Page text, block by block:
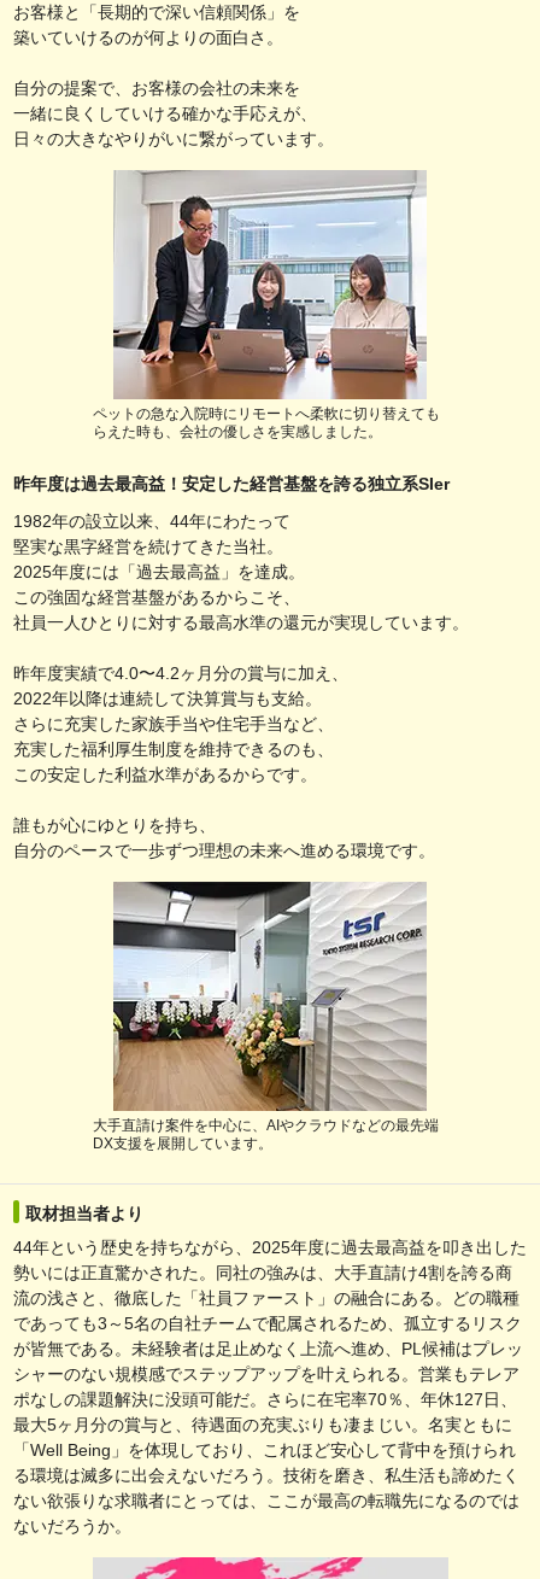
お客様と「長期的で深い信頼関係」を
築いていけるのが何よりの面白さ。
自分の提案で、お客様の会社の未来を
一緒に良くしていける確かな手応えが、
日々の大きなやりがいに繋がっています。
ペットの急な入院時にリモートへ柔軟に切り替えても
らえた時も、会社の優しさを実感しました。
昨年度は過去最高益！安定した経営基盤を誇る独立系SIer
1982年の設立以来、44年にわたって
堅実な黒字経営を続けてきた当社。
2025年度には「過去最高益」を達成。
この強固な経営基盤があるからこそ、
社員一人ひとりに対する最高水準の還元が実現しています。
昨年度実績で4.0〜4.2ヶ月分の賞与に加え、
2022年以降は連続して決算賞与も支給。
さらに充実した家族手当や住宅手当など、
充実した福利厚生制度を維持できるのも、
この安定した利益水準があるからです。
誰もが心にゆとりを持ち、
自分のペースで一歩ずつ理想の未来へ進める環境です。
大手直請け案件を中心に、AIやクラウドなどの最先端
DX支援を展開しています。
取材担当者より
44年という歴史を持ちながら、2025年度に過去最高益を叩き出した
勢いには正直驚かされた。同社の強みは、大手直請け4割を誇る商
流の浅さと、徹底した「社員ファースト」の融合にある。どの職種
であっても3～5名の自社チームで配属されるため、孤立するリスク
が皆無である。未経験者は足止めなく上流へ進め、PL候補はプレッ
シャーのない規模感でステップアップを叶えられる。営業もテレア
ポなしの課題解決に没頭可能だ。さらに在宅率70％、年休127日、
最大5ヶ月分の賞与と、待遇面の充実ぶりも凄まじい。名実ともに
「Well Being」を体現しており、これほど安心して背中を預けられ
る環境は滅多に出会えないだろう。技術を磨き、私生活も諦めたく
ない欲張りな求職者にとっては、ここが最高の転職先になるのでは
ないだろうか。